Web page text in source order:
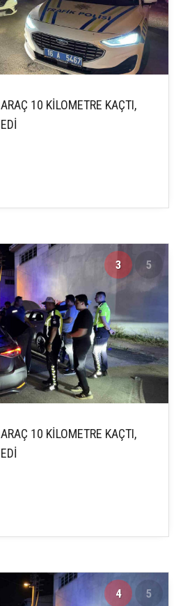
10 KİLOMETRE KAÇTI,
3 5
10 KİLOMETRE KAÇTI,
4 5